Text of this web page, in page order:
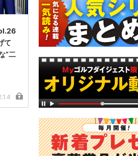
て
“二